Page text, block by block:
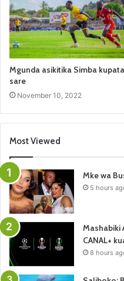
Mgunda asikitika Simba kupata
sare
November 10, 2022
Most Viewed
Mke wa
5 hours
Mashabiki
CANAL+
8 hours